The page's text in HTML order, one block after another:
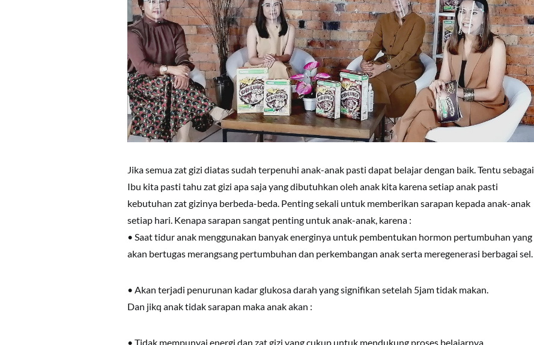
Jika semua zat gizi diatas sudah terpenuhi anak-anak pasti dapat belajar dengan baik. Tentu sebagai
Ibu kita pasti tahu zat gizi apa saja yang dibutuhkan oleh anak kita karena setiap anak pasti
kebutuhan zat gizinya berbeda-beda. Penting sekali untuk memberikan sarapan kepada anak-anak
setiap hari. Kenapa sarapan sangat penting untuk anak-anak, karena :
• Saat tidur anak menggunakan banyak energinya untuk pembentukan hormon pertumbuhan yang
akan bertugas merangsang pertumbuhan dan perkembangan anak serta meregenerasi berbagai sel.
• Akan terjadi penurunan kadar glukosa darah yang signifikan setelah 5jam tidak makan.
Dan jikq anak tidak sarapan maka anak akan :
• Tidak mempunyai energi dan zat gizi yang cukup untuk mendukung proses belajarnya